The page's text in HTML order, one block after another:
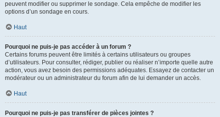
peuvent modifier ou supprimer le sondage. Cela empêche de modifier les
options d’un sondage en cours.
Haut
Pourquoi ne puis-je pas accéder à un forum ?
Certains forums peuvent être limités à certains utilisateurs ou groupes
d’utilisateurs. Pour consulter, rédiger, publier ou réaliser n’importe quelle autre
action, vous avez besoin des permissions adéquates. Essayez de contacter un
modérateur ou un administrateur du forum afin de lui demander un accès.
Haut
Pourquoi ne puis-je pas transférer de pièces jointes ?